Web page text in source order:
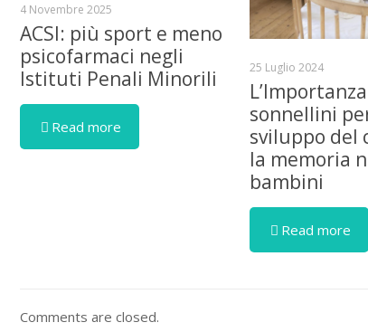
4 Novembre 2025
ACSI: più sport e meno
psicofarmaci negli
Istituti Penali Minorili
Read more
25 Luglio 2024
sonnellini
sviluppo del
la memoria
bambini
Read more
Comments are closed.